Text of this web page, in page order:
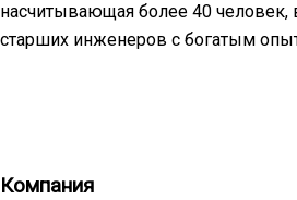
насчитывающая более 40 человек,
старших инженеров с богатым
Компания